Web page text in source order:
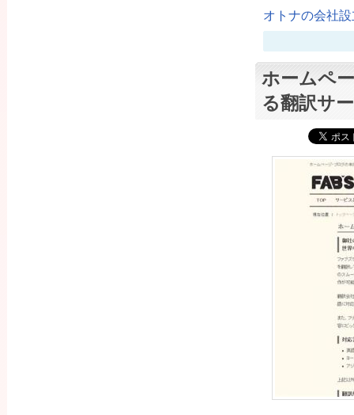
オトナの会社
ホームペ
る翻訳サ